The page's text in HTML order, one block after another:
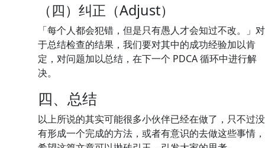
（四）纠正（Adjust）
「每个人都会犯错，但是只有愚人才会知过不改。」对
于总结检查的结果，我们要对其中的成功经验加以肯
定，对问题加以总结，在下一个 PDCA 循环中进行解
决。
四、总结
以上所说的其实可能很多小伙伴已经在做了，只不过没
有形成一个完成的方法，或者有意识的去做这些事情，